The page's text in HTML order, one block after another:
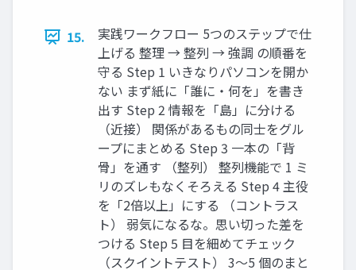
15.
実践ワークフロー 5つのステップで仕
上げる 整理 → 整列 → 強調 の順番を
守る Step 1 いきなりパソコンを開か
ない まず紙に「誰に・何を」を書き
出す Step 2 情報を「島」に分ける
（近接） 関係があるもの同士をグル
ープにまとめる Step 3 一本の「背
骨」を通す （整列） 整列機能で 1 ミ
リのズレもなくそろえる Step 4 主役
を「2倍以上」にする （コントラス
ト） 弱気になるな。思い切った差を
つける Step 5 目を細めてチェック
（スクイントテスト） 3〜5 個のまと